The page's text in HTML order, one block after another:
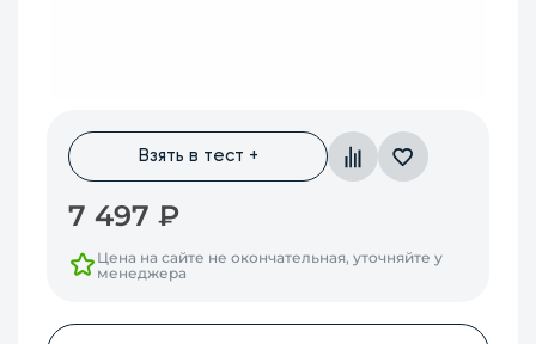
Взять в тест +
7 497₽
Цена на сайте не окончательная, уточняйте у
менеджера